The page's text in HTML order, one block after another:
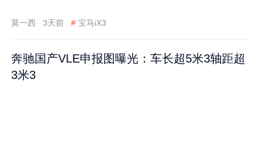
莫一西 3天前 # 宝马iX3
奔驰国产VLE申报图曝光：车长超5米3轴距超
3米3